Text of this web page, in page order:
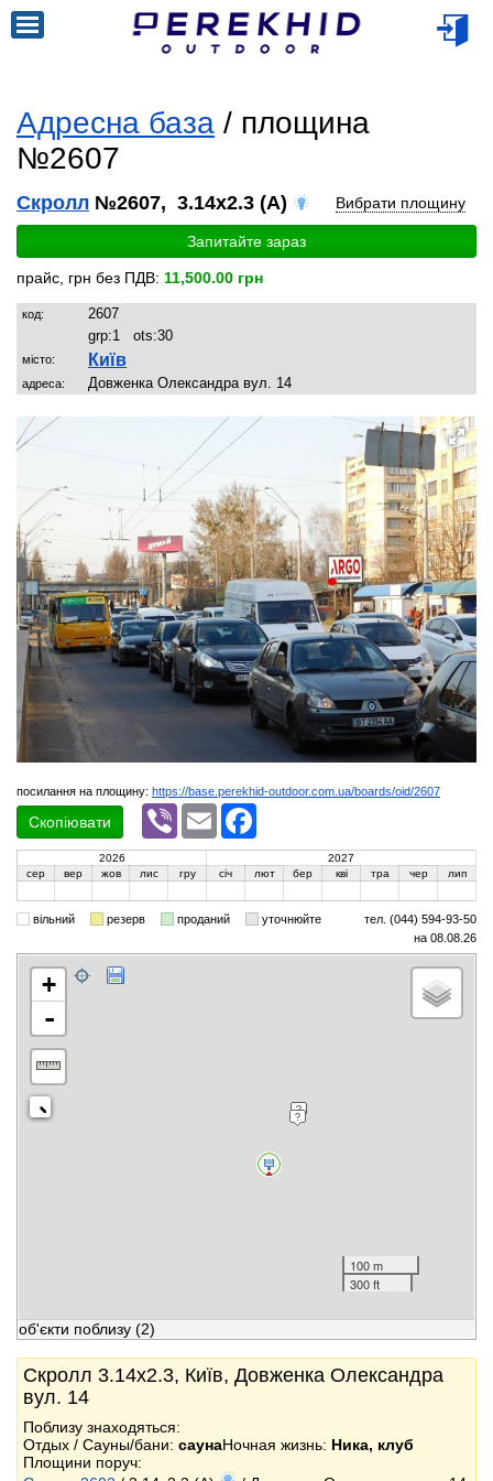
Адресна база / площина
№2607
Скролл №2607, 3.14x2.3 (A) Вибрати площину
Запитайте зараз
прайс, грн без ПДВ: 11,500.00 грн
код:
2607
grp:1 ots:30
місто: Київ
адреса: Довженка Олександра вул. 14
посилання на площину: https://base.perekhid-outdoor.com.ua/boards/oid/2607
Скопіювати
Viber Email
2026
2027
сер
вер жов лис гру січ лют бер кві тра чер лип
вільний резерв проданий уточнюйте
тел. (044) 594-93-50
на 08.08.26
+
-
100 m
300 ft
об'єкти поблизу (2)
Скролл 3.14x2.3, Київ, Довженка Олександра
вул. 14
Поблизу знаходяться:
Отдых / Сауны/бани: саунаНочная жизнь: Ника, клуб
Площини поруч: